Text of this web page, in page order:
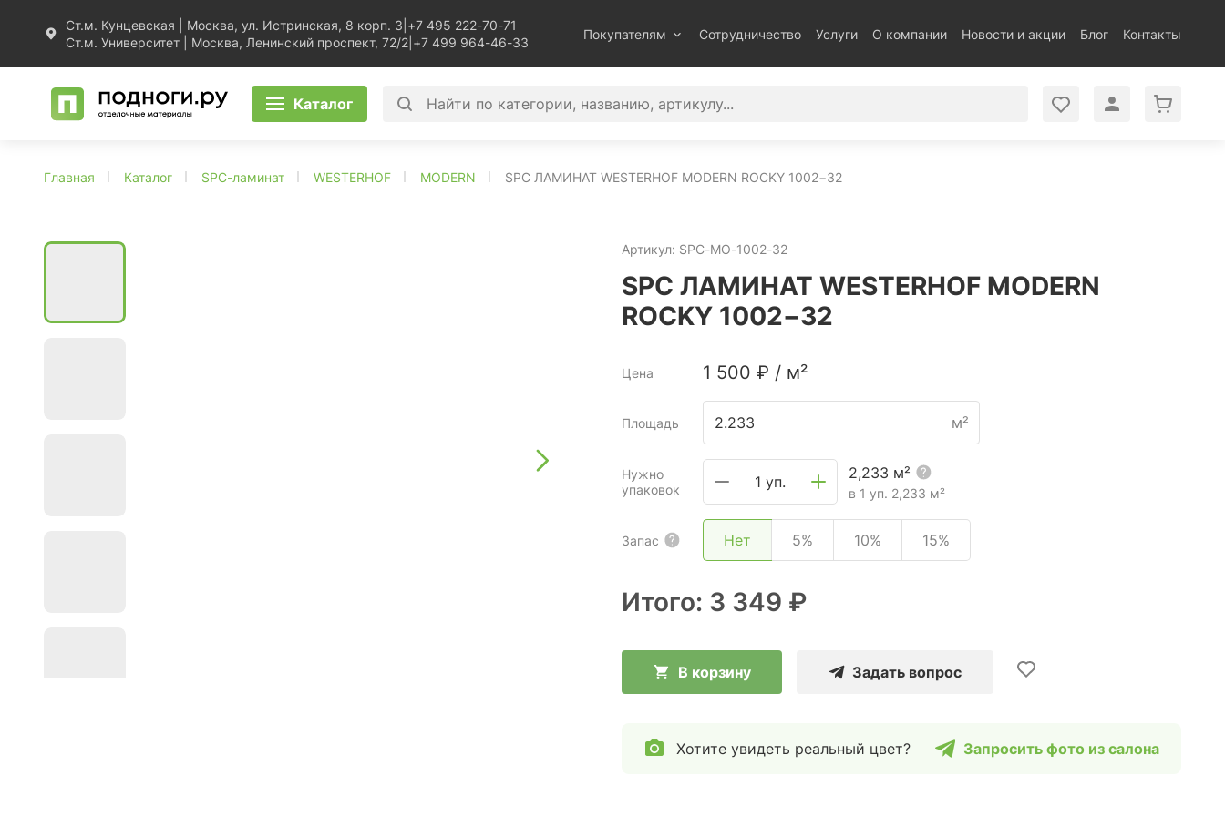
Ст.м. Кунцевская | Москва, ул. Истринская, 8 корп. 3 +7 495 222-70-71
Ст.м. Университет | Москва, Ленинский проспект, 72/2 +7 499 964-46-33
Покупателям Сотрудничество Услуги О компании Новости и акции Блог Контакты
Каталог
Главная Каталог SPC-ламинат WESTERHOF MODERN SPC ЛАМИНАТ WESTERHOF MODERN ROCKY 1002−32
Артикул: SPC-MO-1002-32
SPC ЛАМИНАТ WESTERHOF MODERN
ROCKY 1002−32
Цена 1 500 ₽ / м²
Площадь м²
Нужно
упаковок
1 уп.
2,233 м²
в 1 уп. 2,233 м²
Запас Нет 5% 10% 15%
Итого: 3 349 ₽
В корзину Задать вопрос
Хотите увидеть реальный цвет? Запросить фото из салона